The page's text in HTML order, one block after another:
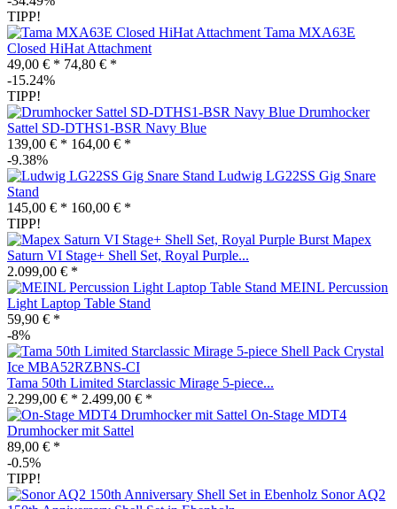
TIPP!
Tama MXA63E
Closed HiHat Attachment
49,00 € * 74,80 € *
-15.24%
TIPP!
Drumhocker
Sattel SD-DTHS1-BSR Navy Blue
139,00 € * 164,00 € *
-9.38%
Ludwig LG22SS Gig Snare
Stand
145,00 € * 160,00 € *
TIPP!
Mapex
Saturn VI Stage+ Shell Set, Royal Purple...
2.099,00 € *
MEINL Percussion
Light Laptop Table Stand
59,90 € *
-8%
Tama 50th Limited Starclassic Mirage 5-piece...
2.299,00 € * 2.499,00 € *
On-Stage MDT4
Drumhocker mit Sattel
89,00 € *
-0.5%
TIPP!
Sonor AQ2